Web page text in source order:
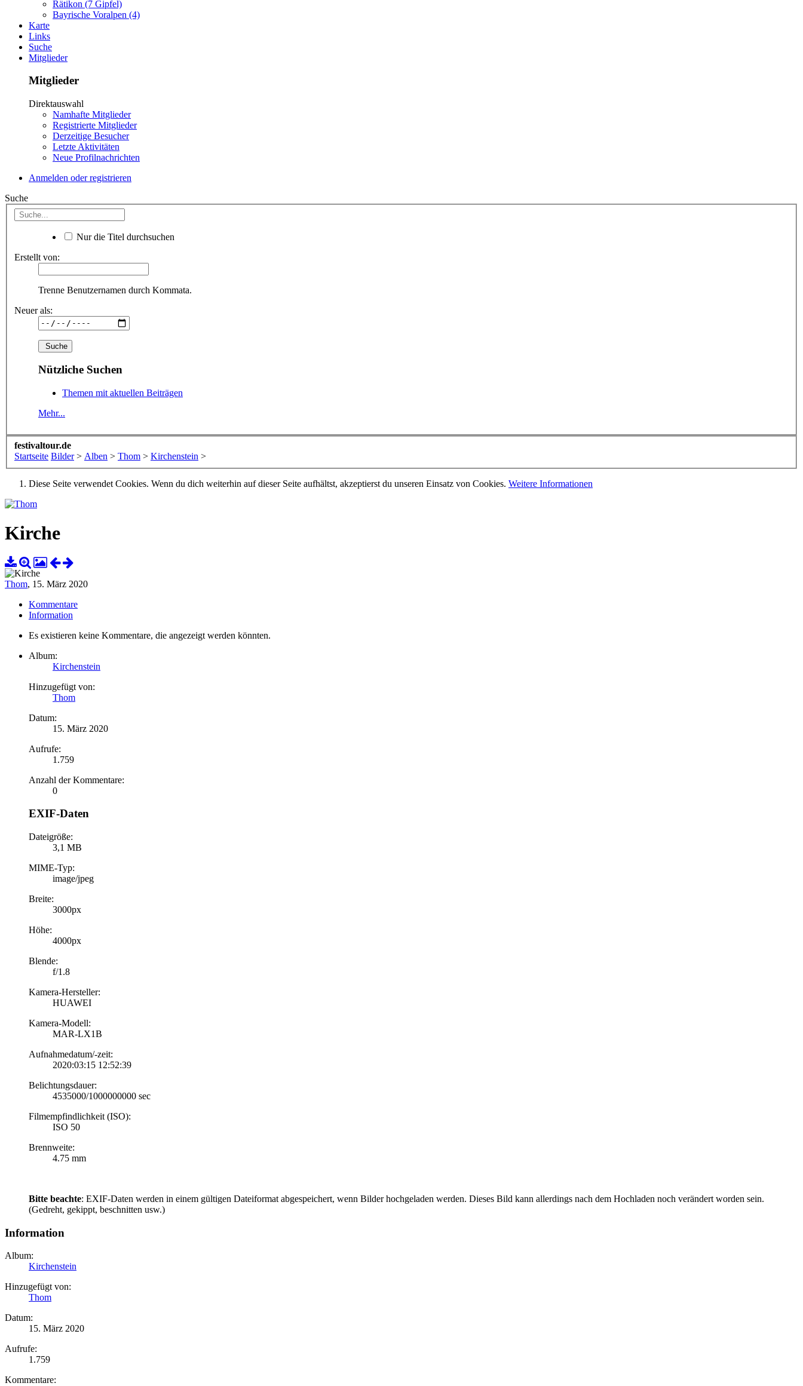
Rätikon (7 Gipfel)
Bayrische Voralpen (4)
Karte
Links
Suche
Mitglieder
Mitglieder
Direktauswahl
Namhafte Mitglieder
Registrierte Mitglieder
Derzeitige Besucher
Letzte Aktivitäten
Neue Profilnachrichten
Anmelden oder registrieren
Suche
Nur die Titel durchsuchen
Erstellt von:
Trenne Benutzernamen durch Kommata.
Neuer als:
Nützliche Suchen
Themen mit aktuellen Beiträgen
Mehr...
festivaltour.de
Startseite Bilder > Alben > Thom > Kirchenstein >
Diese Seite verwendet Cookies. Wenn du dich weiterhin auf dieser Seite aufhältst, akzeptierst du unseren Einsatz von Cookies. Weitere Informationen
Kirche
Thom, 15. März 2020
Kommentare
Information
Es existieren keine Kommentare, die angezeigt werden könnten.
Album:
Kirchenstein
Hinzugefügt von:
Thom
Datum:
15. März 2020
Aufrufe:
1.759
Anzahl der Kommentare:
0
EXIF-Daten
Dateigröße:
3,1 MB
MIME-Typ:
image/jpeg
Breite:
3000px
Höhe:
4000px
Blende:
f/1.8
Kamera-Hersteller:
HUAWEI
Kamera-Modell:
MAR-LX1B
Aufnahmedatum/-zeit:
2020:03:15 12:52:39
Belichtungsdauer:
4535000/1000000000 sec
Filmempfindlichkeit (ISO):
ISO 50
Brennweite:
4.75 mm
Bitte beachte: EXIF-Daten werden in einem gültigen Dateiformat abgespeichert, wenn Bilder hochgeladen werden. Dieses Bild kann allerdings nach dem Hochladen noch verändert worden sein.
(Gedreht, gekippt, beschnitten usw.)
Information
Album:
Kirchenstein
Hinzugefügt von:
Thom
Datum:
15. März 2020
Aufrufe:
1.759
Kommentare: